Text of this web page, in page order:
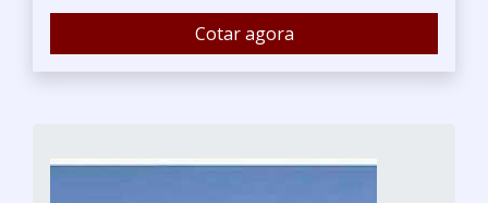
Cotar agora